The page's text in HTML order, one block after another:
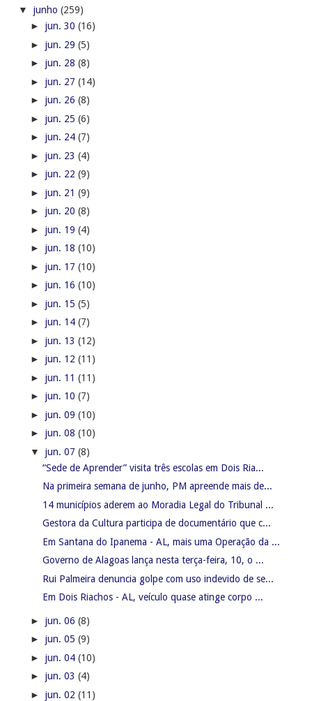
▼ junho (259)
► jun. 30 (16)
► jun. 29 (5)
► jun. 28 (8)
► jun. 27 (14)
► jun. 26 (8)
► jun. 25 (6)
► jun. 24 (7)
► jun. 23 (4)
► jun. 22 (9)
► jun. 21 (9)
► jun. 20 (8)
► jun. 19 (4)
► jun. 18 (10)
► jun. 17 (10)
► jun. 16 (10)
► jun. 15 (5)
► jun. 14 (7)
► jun. 13 (12)
► jun. 12 (11)
► jun. 11 (11)
► jun. 10 (7)
► jun. 09 (10)
► jun. 08 (10)
▼ jun. 07 (8)
“Sede de Aprender” visita três escolas em Dois Ria...
Na primeira semana de junho, PM apreende mais de...
14 municípios aderem ao Moradia Legal do Tribunal ...
Gestora da Cultura participa de documentário que c...
Em Santana do Ipanema - AL, mais uma Operação da ...
Governo de Alagoas lança nesta terça-feira, 10, o ...
Rui Palmeira denuncia golpe com uso indevido de se...
Em Dois Riachos - AL, veículo quase atinge corpo ...
► jun. 06 (8)
► jun. 05 (9)
► jun. 04 (10)
► jun. 03 (4)
► jun. 02 (11)